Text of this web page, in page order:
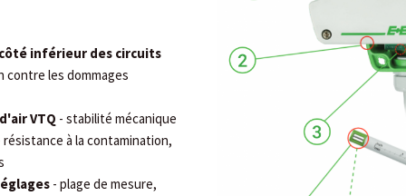
inférieur des circuits
les dommages
VTQ - stabilité mécanique
à la contamination,
- plage de mesure,